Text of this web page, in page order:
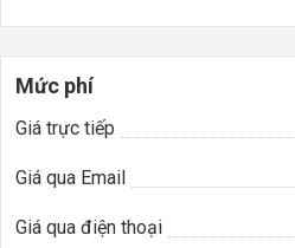
Mức phí
Giá trực tiếp
Giá qua Email
Giá qua điện thoại